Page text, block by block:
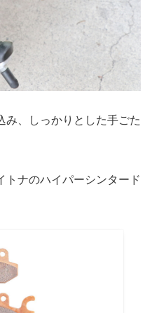
み、しっかりとした手ごた
トナのハイパーシンタード